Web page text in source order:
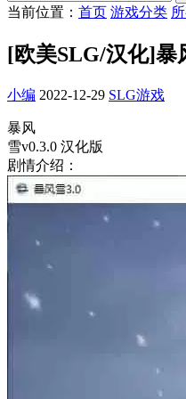
当前位置： 首页 游戏分类
[欧美SLG/汉化]暴
小编 2022-12-29 SLG游戏
暴风
雪v0.3.0 汉化版
剧情介绍：